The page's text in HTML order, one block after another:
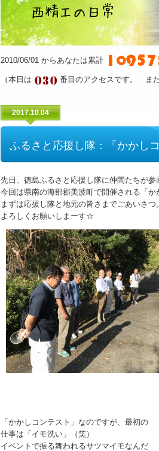
2010/06/01 からあなたは累計
（本日は 番目のアクセスです。 ま
2017.10.04
ふるさと応援し隊：「かかし
先日、徳島ふるさと応援し隊に仲間たちが参
今回は県南の海部郡美波町で開催される「
まずは応援し隊と地元の皆さまでごあいさつ。
よろしくお願いしまーす☆
「かかしコンテスト」なのですが、最初の
仕事は「イモ洗い」（笑）
イベントで振る舞われるサツマイモなんだ